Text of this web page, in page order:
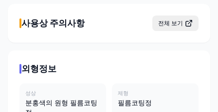
사용상 주의사항 전체 보기
외형정보
성상
분홍색의 원형 필름코팅
제형
필름코팅정